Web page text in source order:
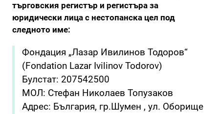
търговския регистър и регистъра за
юридически лица с нестопанска цел под
следното име:
Фондация „Лазар Ивилинов Тодоров“
(Fondation Lazar Ivilinov Todorov)
Булстат: 207542500
МОЛ: Стефан Николаев Топузаков
Адрес: България, гр.Шумен , ул. Оборище